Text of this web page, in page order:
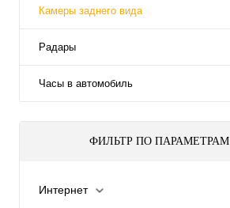
Камеры заднего вида
Радары
Часы в автомобиль
ФИЛЬТР ПО ПАРАМЕТРАМ
Интернет